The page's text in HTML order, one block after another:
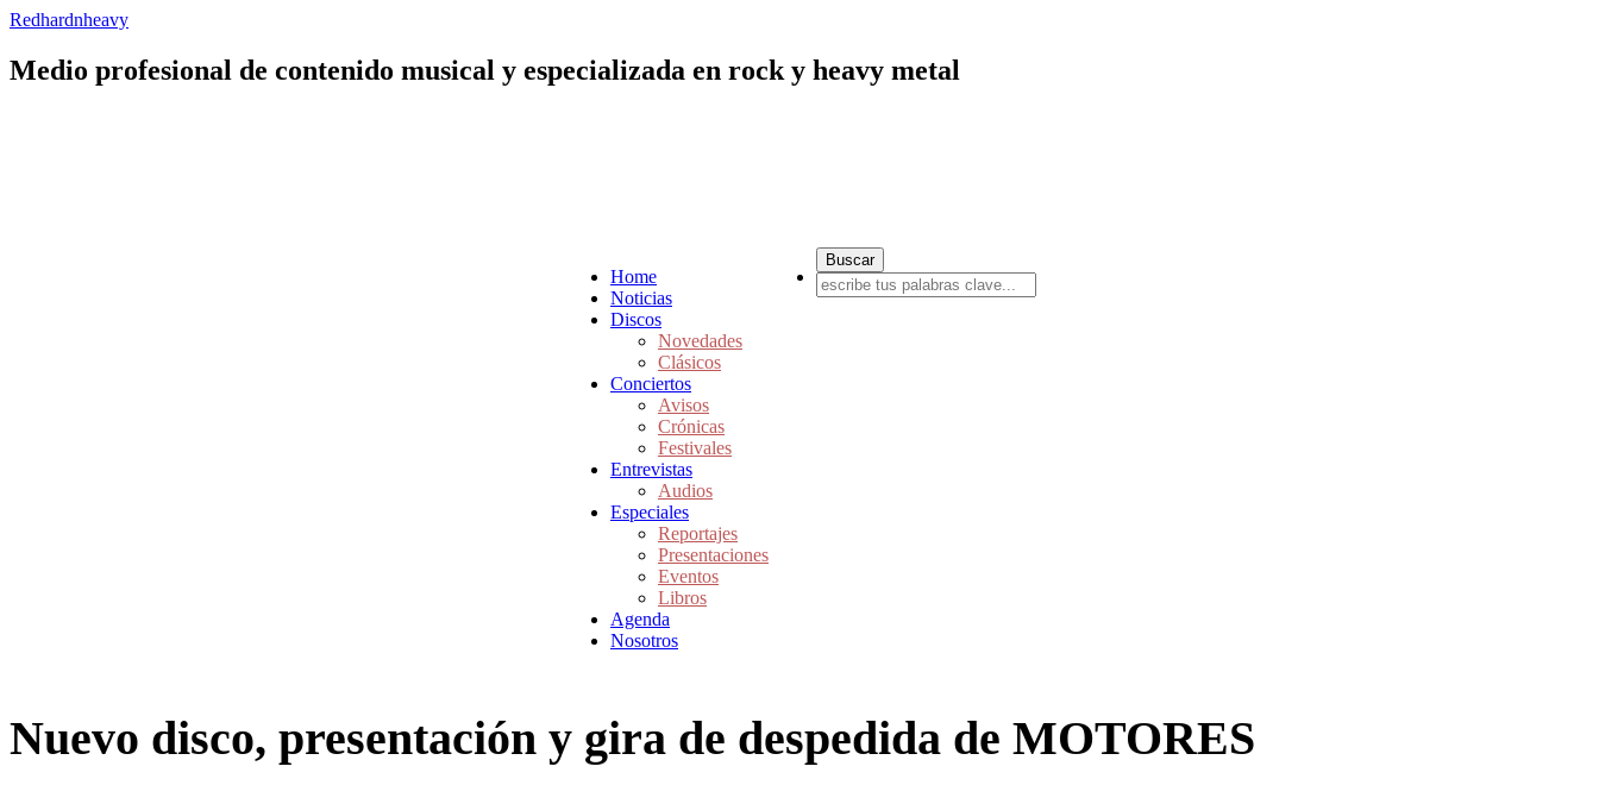
Redhardnheavy
Medio profesional de contenido musical y especializada en rock y heavy metal
Home
Noticias
Discos
Novedades
Clásicos
Conciertos
Avisos
Crónicas
Festivales
Entrevistas
Audios
Especiales
Reportajes
Presentaciones
Eventos
Libros
Agenda
Nosotros
Nuevo disco, presentación y gira de despedida de MOTORES